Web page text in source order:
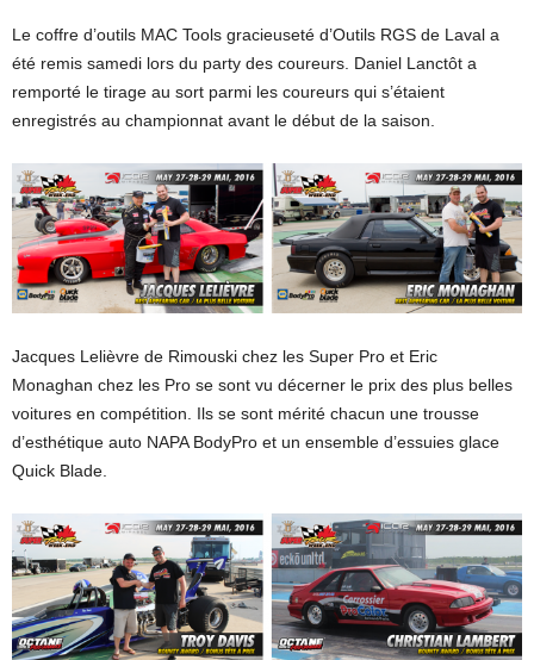
Le coffre d’outils MAC Tools gracieuseté d’Outils RGS de Laval a
été remis samedi lors du party des coureurs. Daniel Lanctôt a
remporté le tirage au sort parmi les coureurs qui s’étaient
enregistrés au championnat avant le début de la saison.
Jacques Lelièvre de Rimouski chez les Super Pro et Eric
Monaghan chez les Pro se sont vu décerner le prix des plus belles
voitures en compétition. Ils se sont mérité chacun une trousse
d’esthétique auto NAPA BodyPro et un ensemble d’essuies glace
Quick Blade.